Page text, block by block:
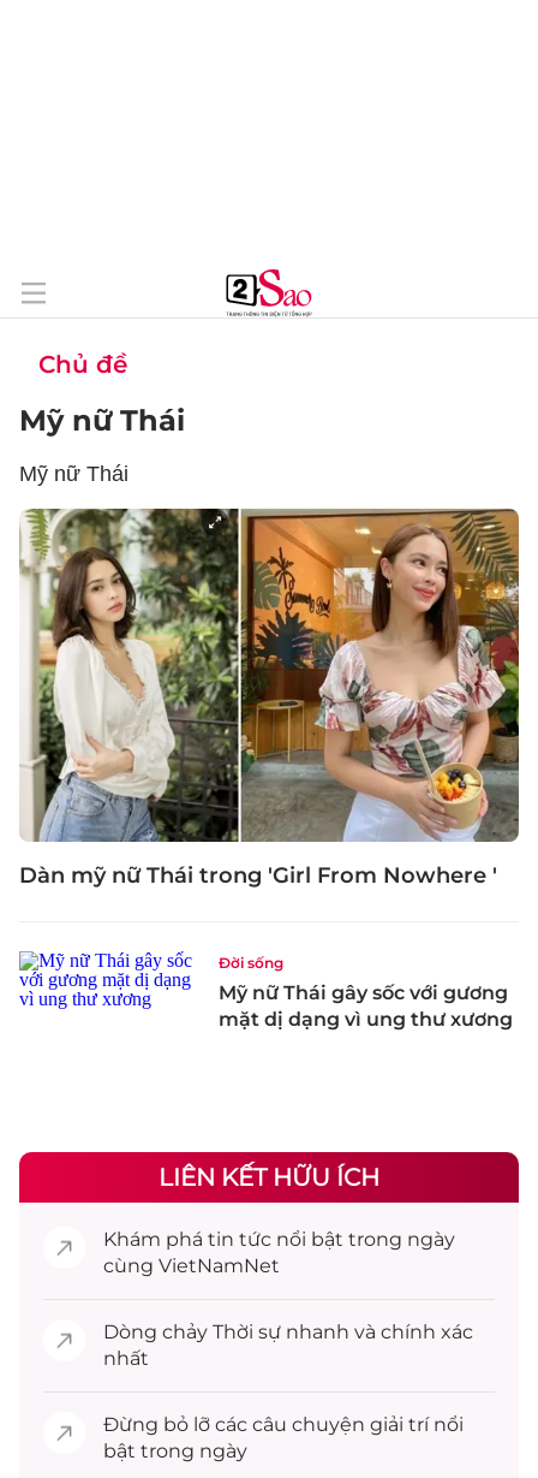
Chủ đề
Mỹ nữ Thái
Mỹ nữ Thái
Dàn mỹ nữ Thái trong 'Girl From Nowhere '
Đời sống
Mỹ nữ Thái gây sốc với gương
mặt dị dạng vì ung thư xương
LIÊN KẾT HỮU ÍCH
Khám phá tin tức nổi bật trong ngày
cùng VietNamNet
Dòng chảy Thời sự nhanh và chính xác
nhất
Đừng bỏ lỡ các câu chuyện giải trínổi
bật trong ngày